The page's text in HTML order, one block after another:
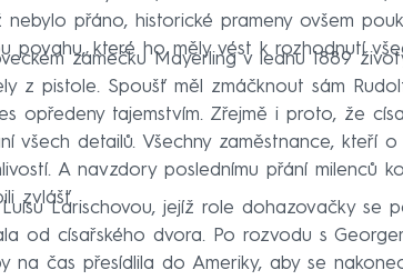
nebylo přáno, historické prameny ovšem
povahu, které ho měly vést k rozhodnutí
zámečku Mayerling v lednu 1889
z pistole. Spoušť měl zmáčknout sám
opředeny tajemstvím. Zřejmě i proto, že
všech detailů. Všechny zaměstnance, kteří
A navzdory poslednímu přání milenců
zvlášť.
Larischovou, jejíž role dohazovačky se
od císařského dvora. Po rozvodu s
na čas přesídlila do Ameriky, aby se